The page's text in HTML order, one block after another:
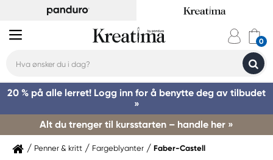
20 % på alle lerret! Logg inn for å benytte deg av tilbudet
»
Alt du trenger til kursstarten – handle her »
Penner & kritt Fargeblyanter Faber-Castell